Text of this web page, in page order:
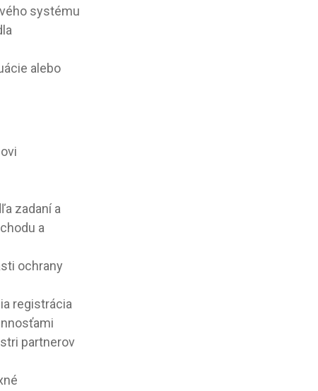
systému
alebo
zadaní a
a
ochrany
registrácia
partnerov